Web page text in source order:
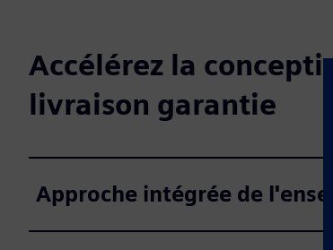
Accélérez la
livraison garantie
Approche intégrée de